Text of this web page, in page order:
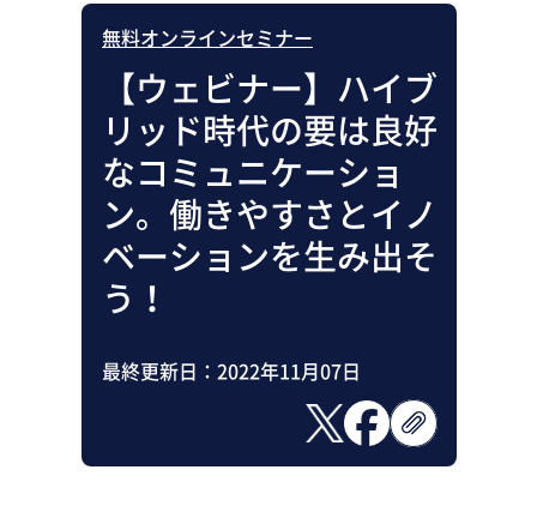
リスクマネジメント・BCP
社外・社内広報
社外・社内コミュニケーション活性化
FM・オフィス移転
CSR・SDGs
テクノロジー活用・DX
助成金・補助金・コスト削減
アウトソーシング・BPO
調査・レポート
無料オンラインセミナー
【ウェビナー】ハイブ
リッド時代の要は良好
なコミュニケーショ
ン。働きやすさとイノ
ベーションを生み出そ
う！
最終更新日： 2022年11月07日